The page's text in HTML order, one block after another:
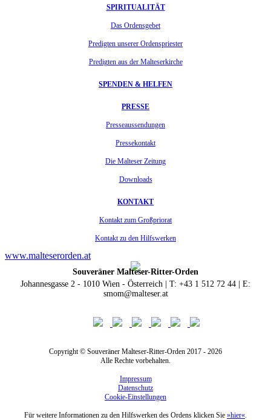
SPIRITUALITÄT
Das Ordensgebet
Predigten unserer Ordenspriester
Predigten aus der Malteserkirche
SPENDEN & HELFEN
PRESSE
Presseaussendungen
Pressekontakt
Die Malteser Zeitung
Downloads
KONTAKT
Kontakt zum Großpriorat
Kontakt zu den Hilfswerken
www.malteserorden.at
Souveräner Malteser-Ritter-Orden
Johannesgasse 2 - 1010 Wien - Österreich | T: +43 1 512 72 44 | E:
smom@malteser.at
Copyright © Souveräner Malteser-Ritter-Orden 2017 - 2026
Alle Rechte vorbehalten.
Impressum
Datenschutz
Cookie-Einstellungen
Für weitere Informationen zu den Hilfswerken des Ordens klicken Sie »hier«.